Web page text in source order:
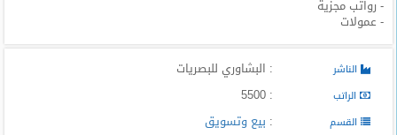
وظائف
السعودية
اليوم
وظائف
مصر
اليوم
- رواتب مجزية
- عمولات
الناشر : البشاوري للبصريات
الراتب : 5500
القسم : بيع وتسويق